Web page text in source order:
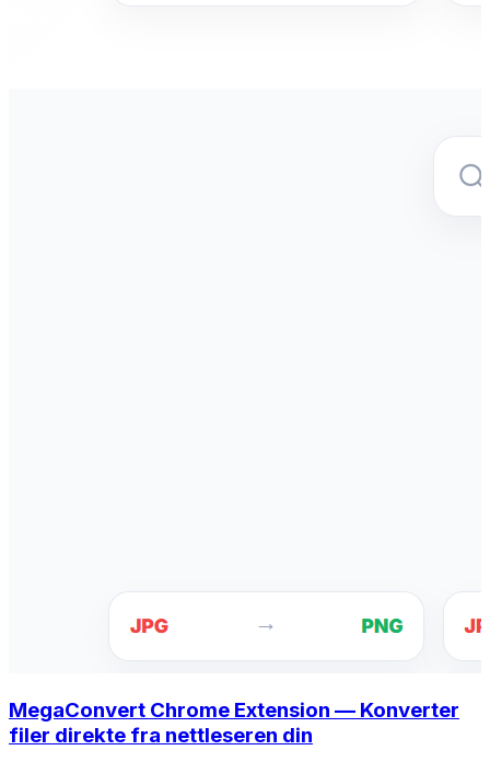
MegaConvert Chrome Extension — Konverter
filer direkte fra nettleseren din